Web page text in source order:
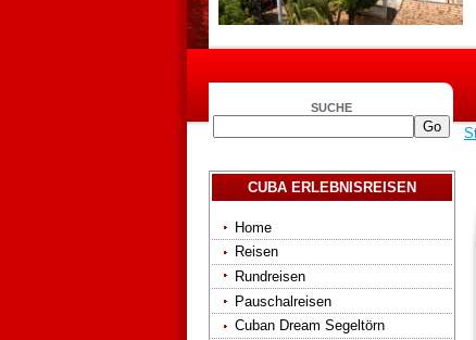
SUCHE
CUBA ERLEBNISREISEN
Home
Reisen
Rundreisen
Pauschalreisen
Cuban Dream Segeltörn